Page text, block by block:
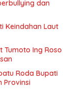
dan
Keindahan Laut
Tumoto Ing Roso
Roda Bupati
Provinsi